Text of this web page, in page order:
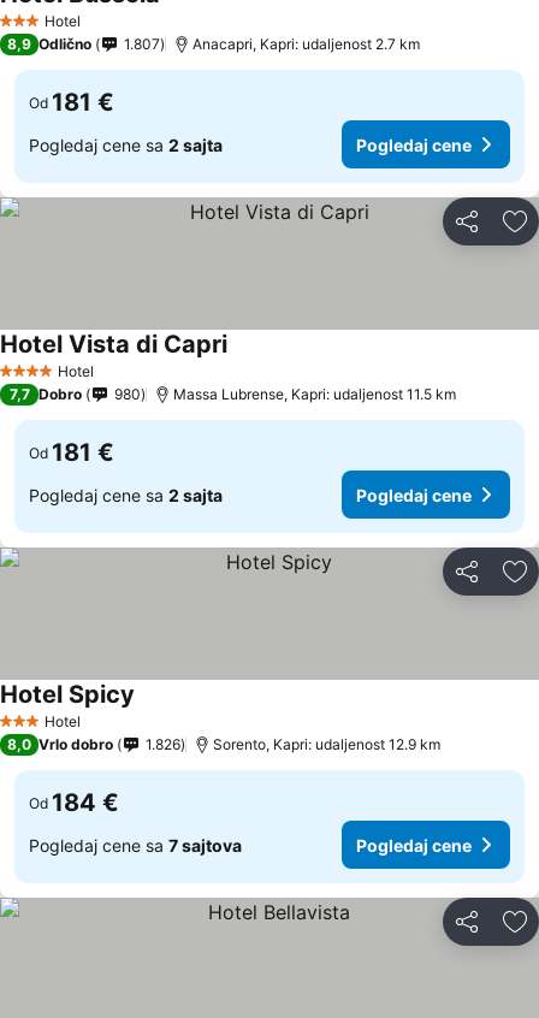
3 Zvezdice
Hotel
8,9 Odlično 1.807 Anacapri, Kapri: udaljenost 2.7 km
Od 181 €
Pogledaj cene sa 2 sajta Pogledaj cene
Deli
4 ZvezdiceHotel
Hotel Vista di Capri
7,7 Dobro 980 Massa Lubrense, Kapri: udaljenost 11.5 km
Od 181 €
Pogledaj cene sa 2 sajta Pogledaj cene
Deli
3 Zvezdice
Hotel
Hotel Spicy
8,0 Vrlo dobro 1.826 Sorento, Kapri: udaljenost 12.9 km
Od 184 €
Pogledaj cene sa 7 sajtova Pogledaj cene
Deli